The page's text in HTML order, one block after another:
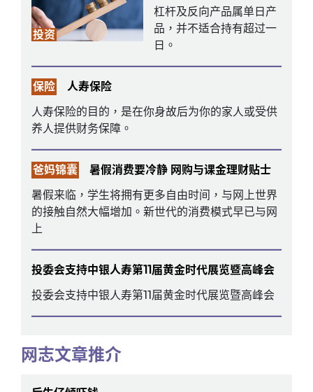
投资
杠杆及反向产品属单日产
品，并不适合持有超过一
日。
保险
人寿保险
人寿保险的目的，是在你身故后为你的家人或受供
养人提供财务保障。
爸妈锦囊
暑假消费要冷静 网购与课金理财贴士
暑假来临，学生将拥有更多自由时间，与网上世界
的接触自然大幅增加。新世代的消费模式早已与网
上
投委会支持中银人寿第11届黄金时代展览暨高峰会
投委会支持中银人寿第11届黄金时代展览暨高峰会
网志文章推介